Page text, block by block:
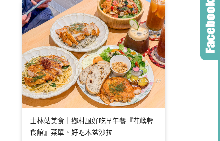
士林站美食｜鄉村風好吃早午餐『花嶼輕
食館』菜單、好吃木盆沙拉